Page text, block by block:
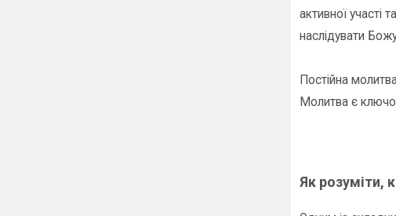
активної участі
наслідувати
Постійна молитва
Молитва є
Як розуміти,